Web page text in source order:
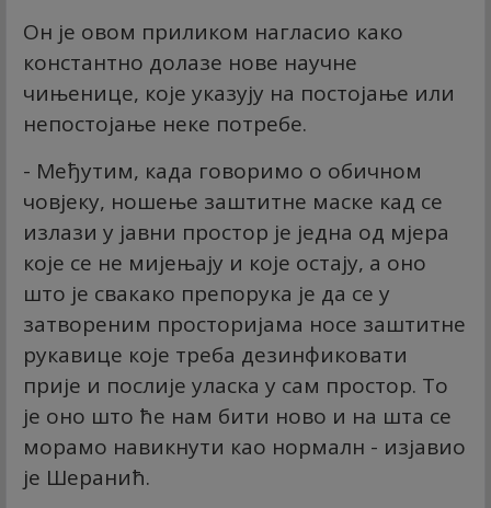
Он је овом приликом нагласио како
константно долазе нове научне
чињенице, које указују на постојање или
непостојање неке потребе.
- Међутим, када говоримо о обичном
човјеку, ношење заштитне маске кад се
излази у јавни простор је једна од мјера
које се не мијењају и које остају, а оно
што је свакако препорука је да се у
затвореним просторијама носе заштитне
рукавице које треба дезинфиковати
прије и послије уласка у сам простор. То
је оно што ће нам бити ново и на шта се
морамо навикнути као нормалн - изјавио
је Шеранић.